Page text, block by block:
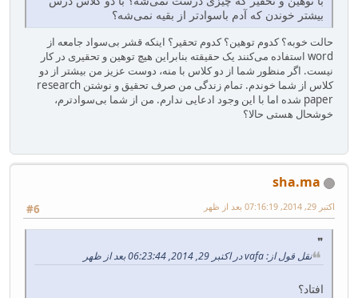
بیشتر خوندن که آدم باسوادتر از بقیه نمی‌شه؟
حالت خوبه؟ کدوم توهین؟ کدوم تحقیر؟ اینکه قشر بی‌سواد جامعه از
word استفاده می‌کنند یک حقیقته بنابراین هیچ توهین و تحقیری در کار
نیست. اگر منظور شما از دو کلاس با منه، دوست عزیز من بیشتر از دو
کلاس از شما خوندم. تمام زندگی من صرف تحقیق و نوشتن research
paper شده اما با این وجود ادعایی ندارم. من از شما بی‌سوادترم،
خوشحال هستی حالا؟
sha.ma
#6 اکتبر 29, 2014, 07:16:19 بعد از ظهر
نقل قول از: vafa در اکتبر 29, 2014, 06:23:44 بعد از ظهر
افتاد؟